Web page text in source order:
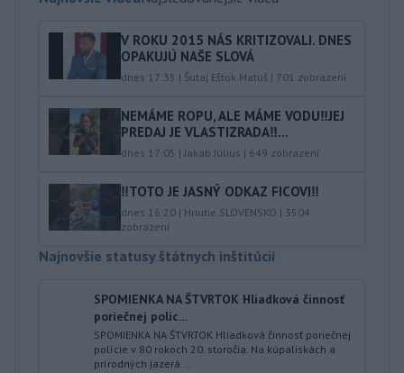
V ROKU 2015 NÁS KRITIZOVALI. DNES
OPAKUJÚ NAŠE SLOVÁ
dnes 17:35 | Šutaj Eštok Matúš | 701 zobrazení
NEMÁME ROPU, ALE MÁME VODU‼️JEJ
PREDAJ JE VLASTIZRADA‼️...
dnes 17:05 |Jakab Július | 649 zobrazení
‼️TOTO JE JASNÝ ODKAZ FICOVI‼️
dnes 16:20 | Hnutie SLOVENSKO | 3504
zobrazení
Najnovšie statusy štátnych inštitúcií
SPOMIENKA NA ŠTVRTOK Hliadková činnosť
poriečnej políc...
SPOMIENKA NA ŠTVRTOK Hliadková činnosť poriečnej
polície v 80 rokoch 20. storočia. Na kúpaliskách a
prírodných jazerá...